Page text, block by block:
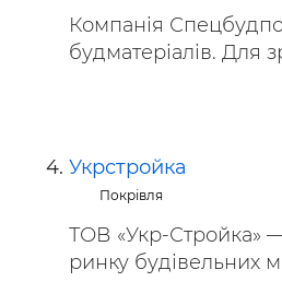
Компанія
будматеріалів. Для
Укрстройка
Покрівля
ТОВ «Укр-Стройка»
ринку будівельних